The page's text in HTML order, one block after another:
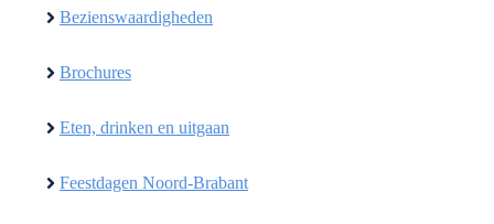
Bezienswaardigheden
Brochures
Eten, drinken en uitgaan
Feestdagen Noord-Brabant